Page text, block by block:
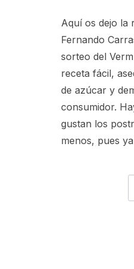
Aquí os dejo la
Fernando
sorteo del
receta fácil,
de azúcar y
consumidor.
gustan los
menos, pues